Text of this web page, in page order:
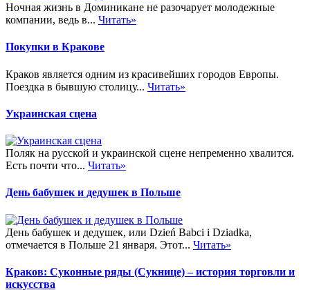
Ночная жизнь в Доминикане не разочарует молодежные
компании, ведь в... Читать»
Покупки в Кракове
Краков является одним из красивейших городов Европы.
Поездка в бывшую столицу... Читать»
Украинская сцена
Поляк на русской и украинской сцене непременно хвалится.
Есть почти что... Читать»
День бабушек и дедушек в Польше
День бабушек и дедушек, или Dzień Babci i Dziadka,
отмечается в Польше 21 января. Этот... Читать»
Краков: Суконные ряды (Сукнице) – история торговли и
искусства